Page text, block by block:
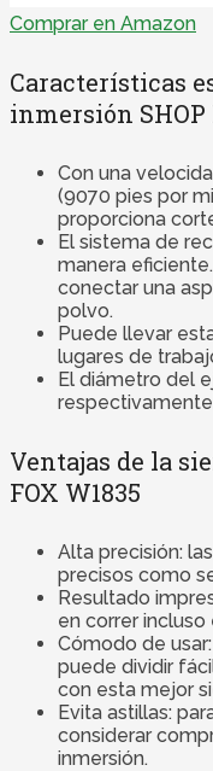
Comprar en Amazon
Características
inmersión SHOP
Con una
(9070 pies por
proporciona
El sistema de
manera
conectar una
polvo.
Puede llevar
lugares de
El diámetro del
Ventajas de la
FOX W1835
Alta precisión:
precisos como
Resultado
en correr incluso
Cómodo de
puede dividir
con esta mejor
Evita astillas:
considerar
inmersión.